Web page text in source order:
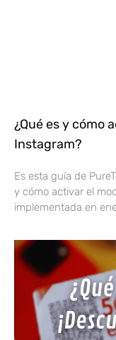
¿Qué es y cómo
Instagram?
Es esta guía de
y cómo activar el
implementada en